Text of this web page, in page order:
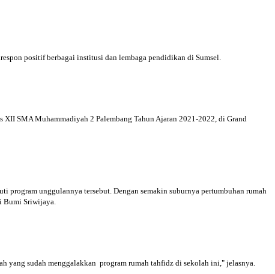
positif berbagai institusi dan lembaga pendidikan di Sumsel.
SMA Muhammadiyah 2 Palembang Tahun Ajaran 2021-2022, di Grand
program unggulannya tersebut. Dengan semakin suburnya pertumbuhan rumah
Bumi Sriwijaya.
yang sudah menggalakkan program rumah tahfidz di sekolah ini," jelasnya.